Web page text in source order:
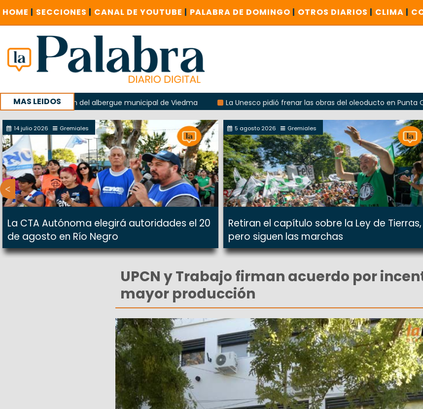
HOME | SECCIONES | CANAL DE YOUTUBE | PALABRA DE DOMINGO | OTROS DIARIOS | CLIMA |
MAS LEIDOS
la explosión del albergue municipal de Viedma La Unesco pidió frenar las obras del oleoducto en Punta Colorada
con un encuentro provincial en Roca
14 julio 2026 Gremiales
La CTA Autónoma elegirá autoridades el 20
de agosto en Río Negro
5 agosto 2026 Gremiales
Retiran el capítulo sobre la Ley de Tierras,
pero siguen las marchas
UPCN y Trabajo firman acuerdo por
mayor producción